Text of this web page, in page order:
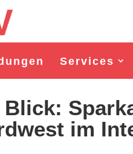
Services
im